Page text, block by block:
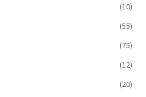
(10)
(55)
(75)
(12)
(20)